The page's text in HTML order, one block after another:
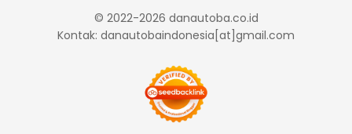
© 2022-2026 danautoba.co.id
Kontak: danautobaindonesia[at]gmail.com